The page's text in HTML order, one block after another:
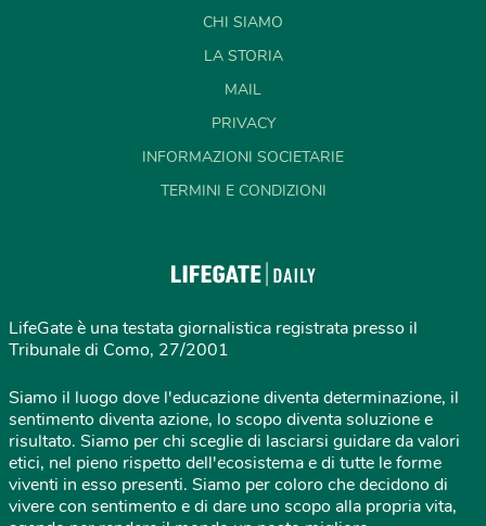
CHI SIAMO
LA STORIA
MAIL
PRIVACY
INFORMAZIONI SOCIETARIE
TERMINI E CONDIZIONI
LifeGate è una testata giornalistica registrata presso il
Tribunale di Como, 27/2001
Siamo il luogo dove l'educazione diventa determinazione, il
sentimento diventa azione, lo scopo diventa soluzione e
risultato. Siamo per chi sceglie di lasciarsi guidare da valori
etici, nel pieno rispetto dell'ecosistema e di tutte le forme
viventi in esso presenti. Siamo per coloro che decidono di
vivere con sentimento e di dare uno scopo alla propria vita,